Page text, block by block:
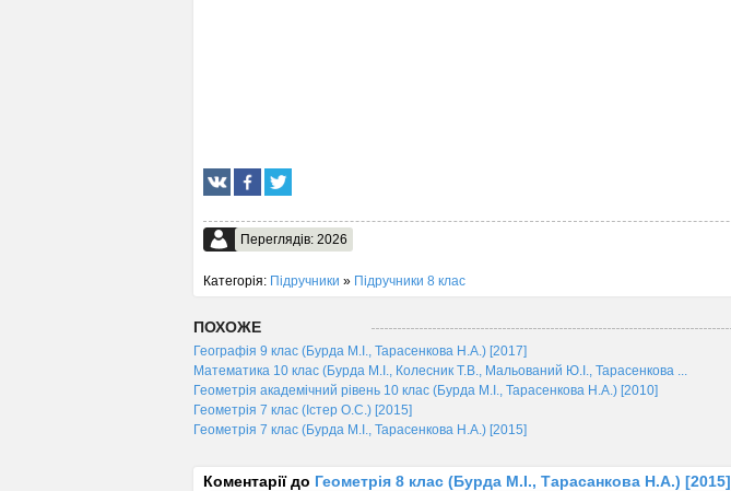
Переглядів: 2026
Категорія: Підручники » Підручники 8 клас
ПОХОЖЕ
Географія 9 клас (Бурда М.І., Тарасенкова Н.А.) [2017]
Математика 10 клас (Бурда М.І., Колесник Т.В., Мальований Ю.І., Тарасенкова ...
Геометрія академічний рівень 10 клас (Бурда М.І., Тарасенкова Н.А.) [2010]
Геометрія 7 клас (Істер О.С.) [2015]
Геометрія 7 клас (Бурда М.І., Тарасенкова Н.А.) [2015]
Коментарії до Геометрія 8 клас (Бурда М.І., Тарасанкова Н.А.) [2015]